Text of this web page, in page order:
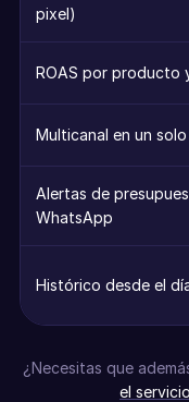
pixel)
ROAS por producto
Multicanal en un
Alertas de
WhatsApp
Histórico desde el
¿Necesitas que
el